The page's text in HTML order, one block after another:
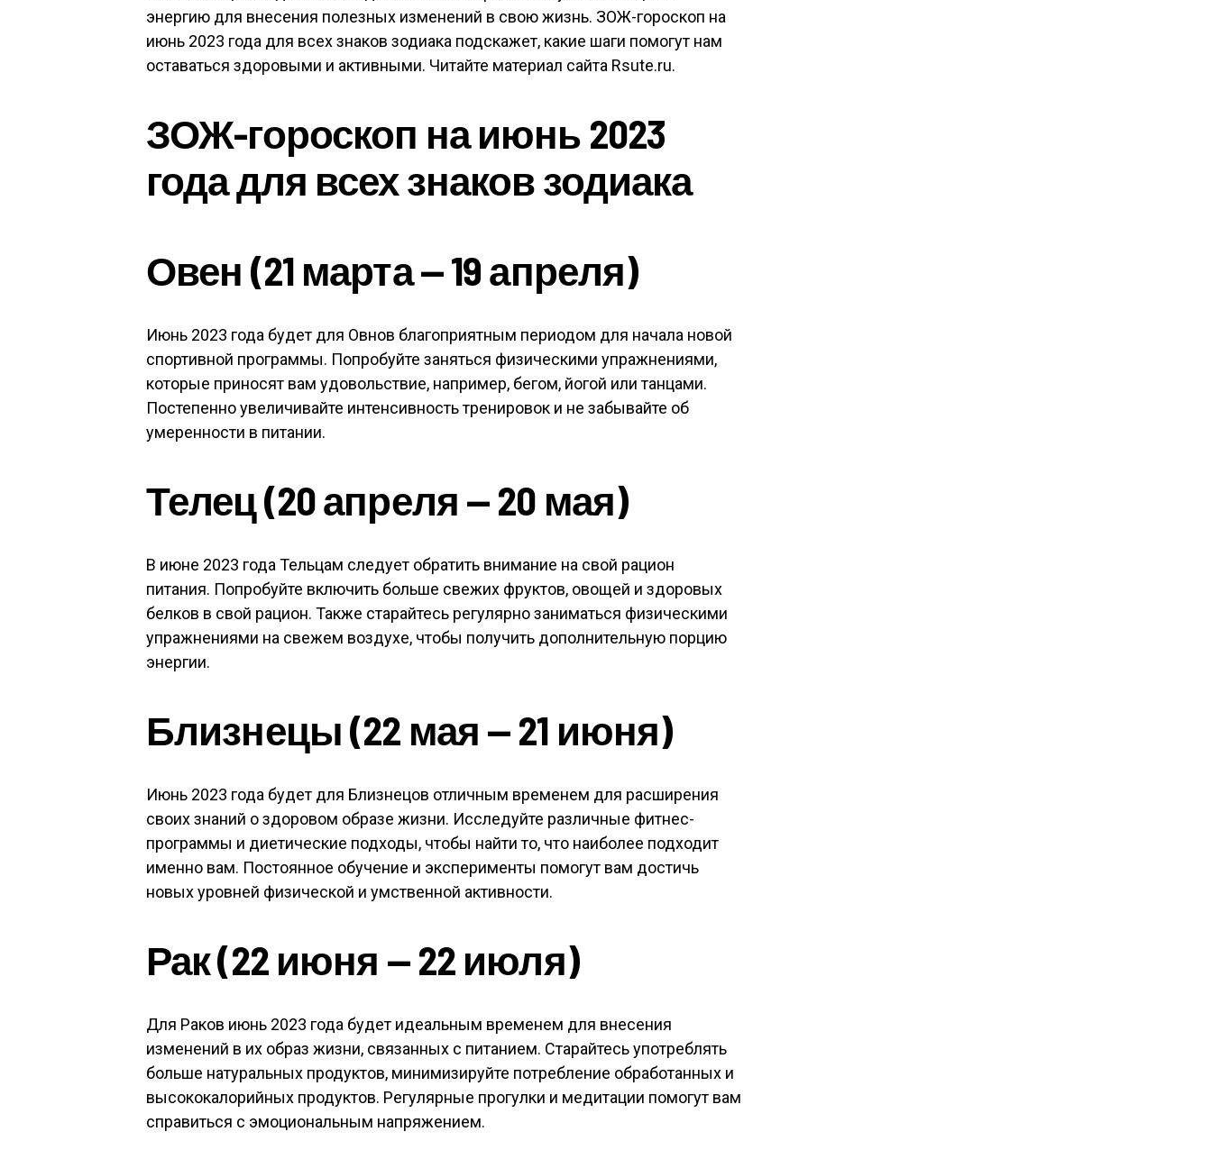
энергию для внесения полезных изменений в свою жизнь. ЗОЖ-гороскоп на
июнь 2023 года для всех знаков зодиака подскажет, какие шаги помогут нам
оставаться здоровыми и активными. Читайте материал сайта Rsute.ru.
ЗОЖ-гороскоп на июнь 2023
года для всех знаков зодиака
Овен (21 марта — 19 апреля)
Июнь 2023 года будет для Овнов благоприятным периодом для начала новой
спортивной программы. Попробуйте заняться физическими упражнениями,
которые приносят вам удовольствие, например, бегом, йогой или танцами.
Постепенно увеличивайте интенсивность тренировок и не забывайте об
умеренности в питании.
Телец (20 апреля — 20 мая)
В июне 2023 года Тельцам следует обратить внимание на свой рацион
питания. Попробуйте включить больше свежих фруктов, овощей и здоровых
белков в свой рацион. Также старайтесь регулярно заниматься физическими
упражнениями на свежем воздухе, чтобы получить дополнительную порцию
энергии.
Близнецы (22 мая — 21 июня)
Июнь 2023 года будет для Близнецов отличным временем для расширения
своих знаний о здоровом образе жизни. Исследуйте различные фитнес-
программы и диетические подходы, чтобы найти то, что наиболее подходит
именно вам. Постоянное обучение и эксперименты помогут вам достичь
новых уровней физической и умственной активности.
Рак (22 июня — 22 июля)
Для Раков июнь 2023 года будет идеальным временем для внесения
изменений в их образ жизни, связанных с питанием. Старайтесь употреблять
больше натуральных продуктов, минимизируйте потребление обработанных и
высококалорийных продуктов. Регулярные прогулки и медитации помогут вам
справиться с эмоциональным напряжением.